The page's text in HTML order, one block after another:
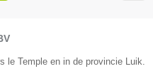
le Temple en in de provincie Luik.